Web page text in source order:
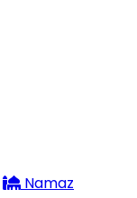
Namaz